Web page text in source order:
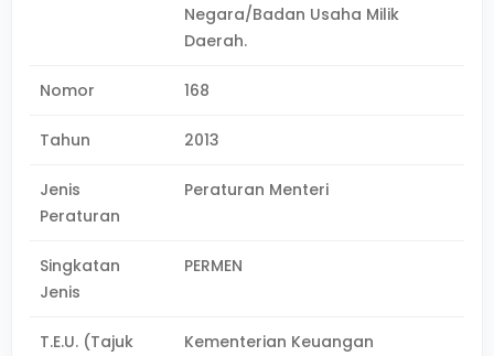
Negara/Badan Usaha Milik
Daerah.
Nomor 168
Tahun 2013
Jenis
Peraturan
Peraturan Menteri
Singkatan
Jenis
PERMEN
T.E.U. (Tajuk
Kementerian Keuangan